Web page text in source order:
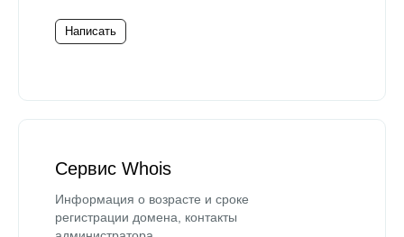
Написать
Сервис Whois
Информация о возрасте и сроке
регистрации домена, контакты